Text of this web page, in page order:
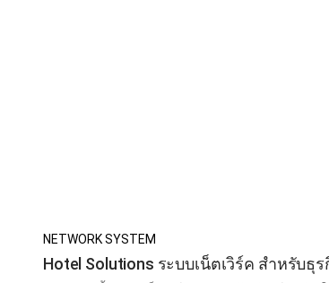
NETWORK SYSTEM
Hotel Solutions ระบบเน็ตเวิร์ค สำหรับธุ